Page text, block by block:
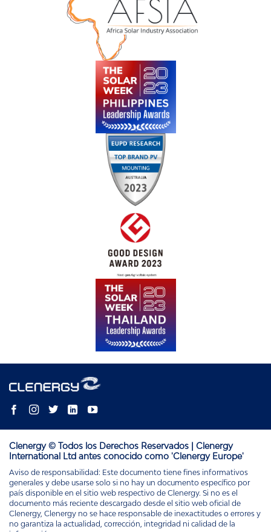
Clenergy © Todos los Derechos Reservados | Clenergy
International Ltd antes conocido como 'Clenergy Europe'
Aviso de responsabilidad: Este documento tiene fines informativos
generales y debe usarse solo si no hay un documento específico por
país disponible en el sitio web respectivo de Clenergy. Si no es el
documento más reciente descargado desde el sitio web oficial de
Clenergy, Clenergy no se hace responsable de inexactitudes o errores y
no garantiza la actualidad, corrección, integridad ni calidad de la